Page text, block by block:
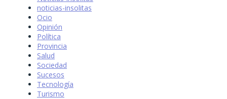
noticias-insolitas
Ocio
Opinión
Política
Provincia
Salud
Sociedad
Sucesos
Tecnología
Turismo